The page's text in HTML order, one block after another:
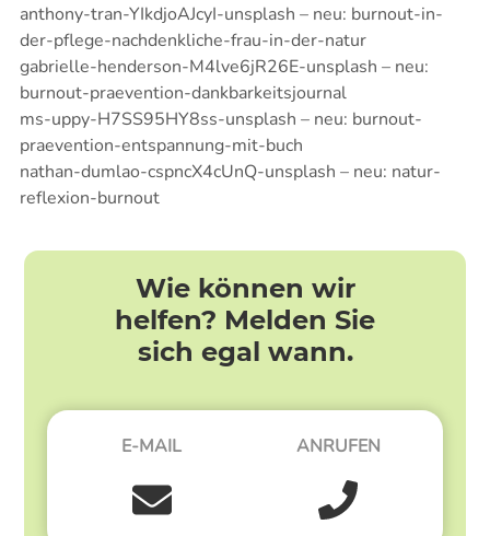
anthony-tran-YIkdjoAJcyI-unsplash – neu: burnout-in-
der-pflege-nachdenkliche-frau-in-der-natur
gabrielle-henderson-M4lve6jR26E-unsplash – neu:
burnout-praevention-dankbarkeitsjournal
ms-uppy-H7SS95HY8ss-unsplash – neu: burnout-
praevention-entspannung-mit-buch
nathan-dumlao-cspncX4cUnQ-unsplash – neu: natur-
reflexion-burnout
Wie können wir
helfen? Melden Sie
sich egal wann.
E-MAIL ANRUFEN